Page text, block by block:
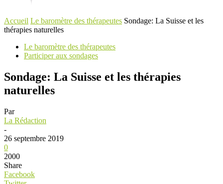
Accueil Le baromètre des thérapeutes Sondage: La Suisse et les
thérapies naturelles
Le baromètre des thérapeutes
Participer aux sondages
Sondage: La Suisse et les thérapies
naturelles
Par
La Rédaction
-
26 septembre 2019
0
2000
Share
Facebook